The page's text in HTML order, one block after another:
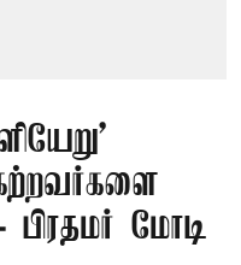
பிரதமர் மோடி